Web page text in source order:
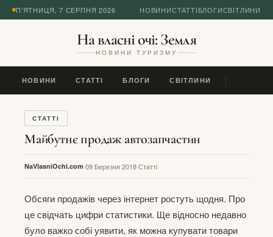
П’ЯТНИЦЯ, 7 СЕРПНЯ 2026 НОВИНИСТАТТІБЛОГИСВІТЛИНИ
На власні очі: Земля
НОВИНИ ТУРИЗМУ
НОВИНИ СТАТТІ БЛОГИ СВІТЛИНИ
СТАТТІ
Майбутнє продаж автозапчастин
NaVlasniOchi.com 09 Березня 2018Статті
Обсяги продажів через інтернет ростуть щодня. Про
це свідчать цифри статистики. Ще відносно недавно
було важко собі уявити, як можна купувати товари